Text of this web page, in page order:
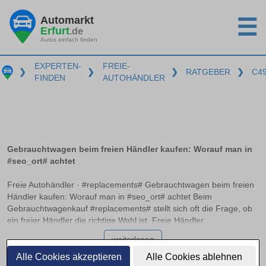
Alle Cookies akzeptieren Alle Cookies ablehnen
Automarkt
Erfurt.de
Autos einfach finden ☰
❯
EXPERTEN-
FINDEN
❯
FREIE-
AUTOHÄNDLER
❯ RATGEBER ❯
Gebrauchtwagen beim freien Händler kaufen: Worauf man in
#seo_ort# achtet
Freie Autohändler · #replacements# Gebrauchtwagen beim freien
Händler kaufen: Worauf man in #seo_ort# achtet Beim
Gebrauchtwagenkauf #replacements# stellt sich oft die Frage, ob
ein freier Händler die richtige Wahl ist. Freie Händler
unterscheiden sich von traditionellen Autohäusern, da sie meist
flexibler in Preisgestaltung und Fahrzeugangebot sind. Doch
Käufer müssen ihre Rechte kennen und die Fahrzeughistorie
weiterlesen